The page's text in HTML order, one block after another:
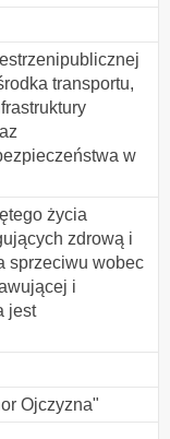
transportu,
w
życia
zdrową i
sprzeciwu wobec
i
jest
Ojczyzna"